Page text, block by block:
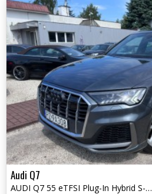
Audi Q7
AUDI Q7 55 eTFSI Plug-In Hybrid S-Line